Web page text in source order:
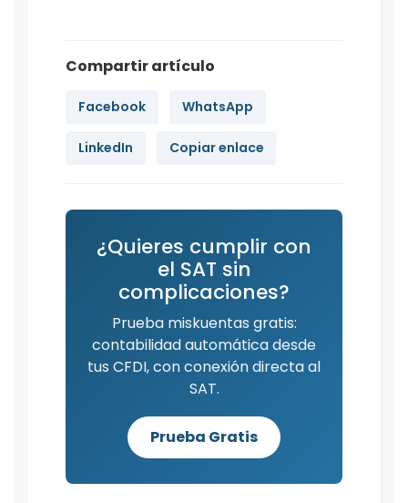
Compartir artículo
Facebook WhatsApp
LinkedIn Copiar enlace
¿Quieres cumplir con
el SAT sin
complicaciones?
Prueba miskuentas gratis:
contabilidad automática desde
tus CFDI, con conexión directa al
SAT.
Prueba Gratis